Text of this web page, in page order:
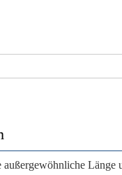
außergewöhnliche Länge